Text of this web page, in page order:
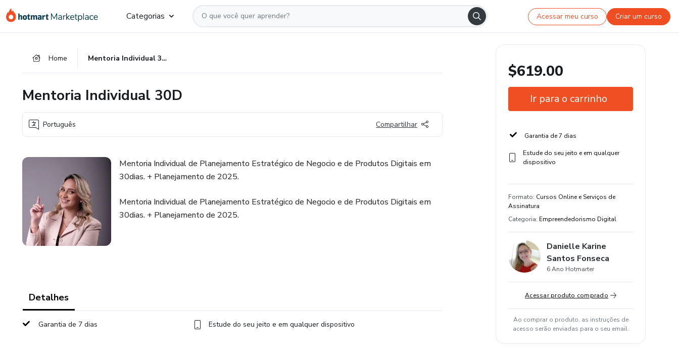
para
para
para
Categorias Acessar meu curso Criar um curso
Home Mentoria Individual 30D
Mentoria Individual 30D
Português Compartilhar
Mentoria Individual de Planejamento Estratégico de Negocio e de Produtos Digitais em
30dias. + Planejamento de 2025.
Mentoria Individual de Planejamento Estratégico de Negocio e de Produtos Digitais em
30dias. + Planejamento de 2025.
Detalhes
Garantia de 7 dias Estude do seu jeito e em qualquer dispositivo
$619.00
Ir para o carrinho
Garantia de 7 dias
Estude do seu jeito e em qualquer
dispositivo
Formato: Cursos Online e Serviços de
Assinatura
Categoria: Empreendedorismo Digital
Danielle Karine
Santos Fonseca
6 Ano Hotmarter
Acessar produto comprado
Ao comprar o produto, as instruções de
acesso serão enviadas para o seu email.